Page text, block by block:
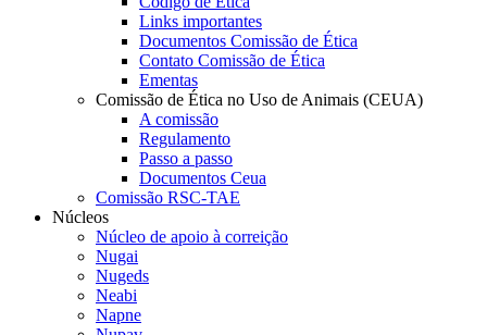
Links importantes
Documentos Comissão de Ética
Contato Comissão de Ética
Ementas
Comissão de Ética no Uso de Animais (CEUA)
A comissão
Regulamento
Passo a passo
Documentos Ceua
Comissão RSC-TAE
Núcleos
Núcleo de apoio à correição
Nugai
Nugeds
Neabi
Napne